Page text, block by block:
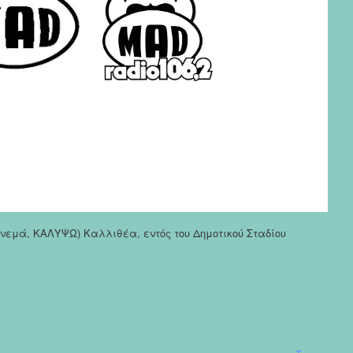
ΚΑΛΥΨΩ) Καλλιθέα, εντός του Δημοτικού Σταδίου